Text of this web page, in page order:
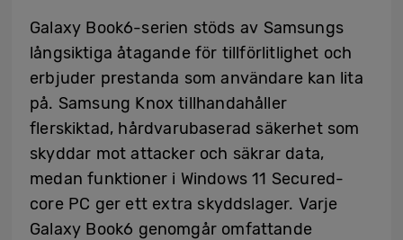
Galaxy Book6-serien stöds av Samsungs
långsiktiga åtagande för tillförlitlighet och
erbjuder prestanda som användare kan lita
på. Samsung Knox tillhandahåller
flerskiktad, hårdvarubaserad säkerhet som
skyddar mot attacker och säkrar data,
medan funktioner i Windows 11 Secured-
core PC ger ett extra skyddslager. Varje
Galaxy Book6 genomgår omfattande